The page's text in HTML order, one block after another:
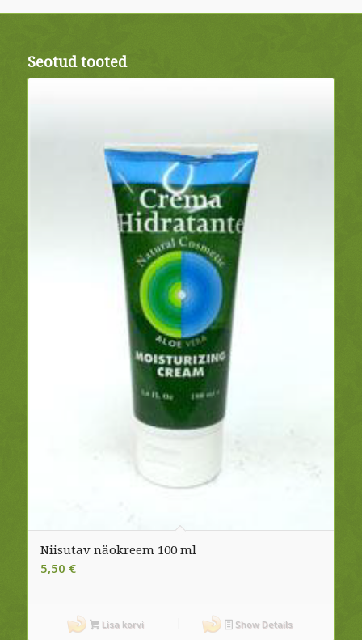
Seotud tooted
Niisutav näokreem 100 ml
5,50 €
Lisa korvi Show Details